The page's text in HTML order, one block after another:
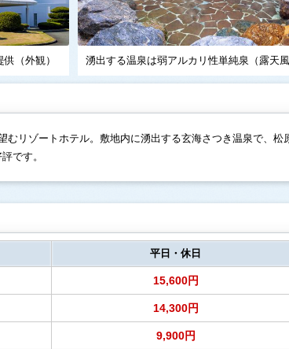
（外観） 湧出する温泉は弱アルカリ性単純泉（露天風
むリゾートホテル。敷地内に湧出する玄海さつき温泉で、
です。
平日・休日
15,600円
14,300円
9,900円